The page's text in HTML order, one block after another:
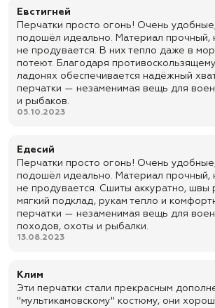
✅ Быстрая отправка
Евстигней
Перчатки просто огонь! Очень
подошёл идеально. Материал прочный,
не продувается. В них тепло даже в
потеют. Благодаря
ладонях обеспечивается надёжный
перчатки — незаменимая вещь для
и рыбаков.
05.10.2023
Едесий
Перчатки просто огонь! Очень
подошёл идеально. Материал прочный,
не продувается. Сшиты аккуратно, швы
мягкий подклад, рукам тепло и
перчатки — незаменимая вещь для
походов, охоты и рыбалки.
13.08.2023
Клим
Эти перчатки стали прекрасным
"мультикамовскому" костюму, они